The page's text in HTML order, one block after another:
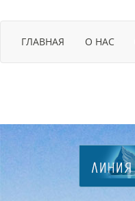
ГЛАВНАЯ О НАС